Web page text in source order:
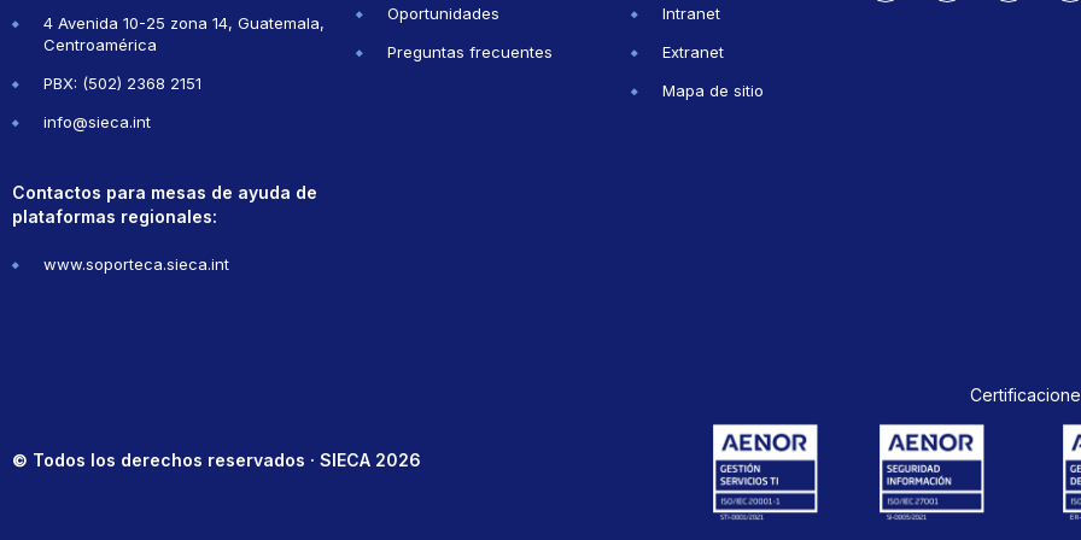
4 Avenida 10-25 zona 14, Guatemala,
Centroamérica
PBX: (502) 2368 2151
info@sieca.int
Contactos para mesas de ayuda de
plataformas regionales:
www.soporteca.sieca.int
Oportunidades
Preguntas frecuentes
Intranet
Extranet
Mapa de sitio
© Todos los derechos reservados · SIECA 2026